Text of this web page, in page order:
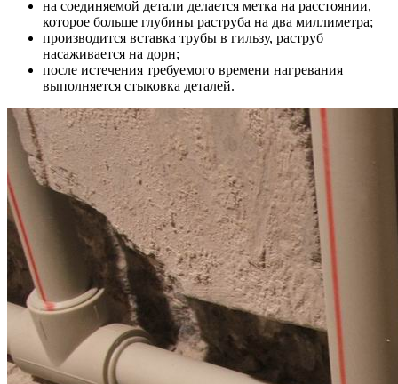
на соединяемой детали делается метка на расстоянии,
которое больше глубины раструба на два миллиметра;
производится вставка трубы в гильзу, раструб
насаживается на дорн;
после истечения требуемого времени нагревания
выполняется стыковка деталей.